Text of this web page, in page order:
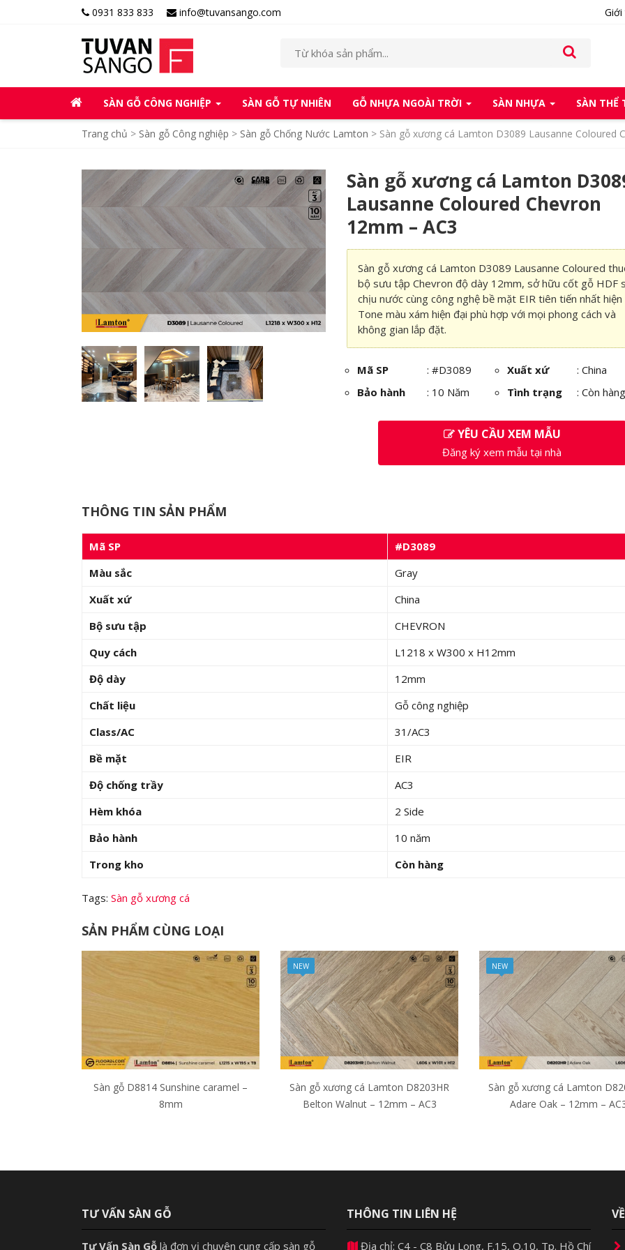
0931 833 833 info@tuvansango.com
SÀN GỖ CÔNG NGHIỆP SÀN GỖ TỰ NHIÊN GỖ NHỰA NGOÀI TRỜI SÀN NHỰA SÀN THỂ
Trang chủ > Sàn gỗ Công nghiệp > Sàn gỗ Chống Nước Lamton > Sàn gỗ xương cá Lamton D3089 Lausanne Coloured
Sàn gỗ xương cá Lamton
Lausanne Coloured Chevron
12mm – AC3
Sàn gỗ xương cá Lamton D3089 Lausanne Coloured
bộ sưu tập Chevron độ dày 12mm, sở hữu cốt gỗ HDF
chịu nước cùng công nghệ bề mặt EIR tiên tiến nhất hiện
Tone màu xám hiện đại phù hợp với mọi phong cách và
không gian lắp đặt.
Mã SP : #D3089 Xuất xứ
: China
Bảo hành
: 10 Năm Tình trạng : Còn hàng
YÊU CẦU XEM MẪU
Đăng ký xem mẫu tại nhà
THÔNG TIN SẢN PHẨM
Mã SP
#D3089
Màu sắc
Gray
Xuất xứ
China
Bộ sưu tập
CHEVRON
Quy cách
L1218 x W300 x H12mm
Độ dày
12mm
Chất liệu
Gỗ công nghiệp
Class/AC
31/AC3
Bề mặt
EIR
Độ chống trầy
AC3
Hèm khóa
2 Side
Bảo hành
10 năm
Trong kho
Còn hàng
Tags: Sàn gỗ xương cá
SẢN PHẨM CÙNG LOẠI
Sàn gỗ D8814 Sunshine caramel –
8mm
NEW
Sàn gỗ xương cá Lamton D8203HR
Belton Walnut – 12mm – AC3
NEW
Sàn gỗ xương cá Lamton
Adare Oak – 12mm –
TƯ VẤN SÀN GỖ
Tư Vấn Sàn Gỗ là đơn vị chuyên cung cấp sàn gỗ
THÔNG TIN LIÊN HỆ
Địa chỉ: C4 - C8 Bửu Long, F.15, Q.10, Tp. Hồ Chí